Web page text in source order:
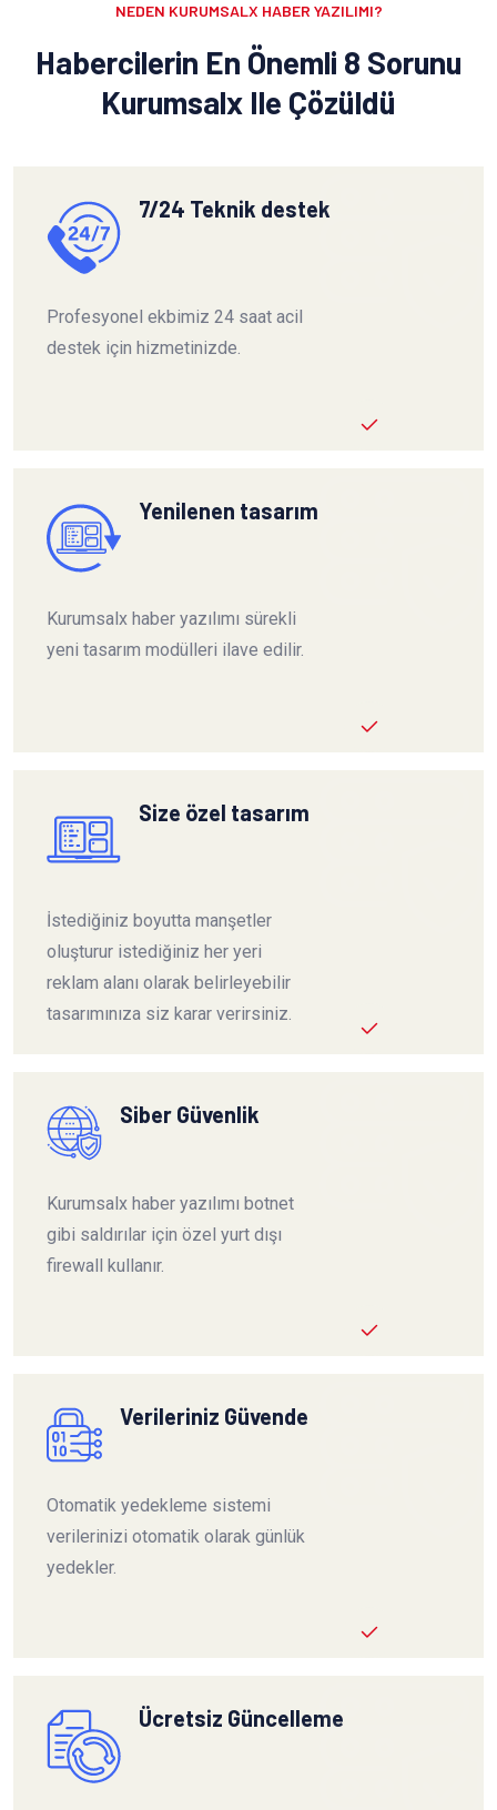
NEDEN KURUMSALX HABER YAZILIMI?
Habercilerin En Önemli 8 Sorunu
Kurumsalx Ile Çözüldü
7/24 Teknik destek
Profesyonel ekbimiz 24 saat acil
destek için hizmetinizde.
Yenilenen tasarım
Kurumsalx haber yazılımı sürekli
yeni tasarım modülleri ilave edilir.
Size özel tasarım
İstediğiniz boyutta manşetler
oluşturur istediğiniz her yeri
reklam alanı olarak belirleyebilir
tasarımınıza siz karar verirsiniz.
Siber Güvenlik
Kurumsalx haber yazılımı botnet
gibi saldırılar için özel yurt dışı
firewall kullanır.
Verileriniz Güvende
Otomatik yedekleme sistemi
verilerinizi otomatik olarak günlük
yedekler.
Ücretsiz Güncelleme